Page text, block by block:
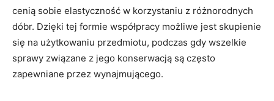
cenią sobie elastyczność w korzystaniu ⁤z różnorodnych
dóbr. Dzięki tej formie ⁤współpracy możliwe jest skupienie​
się na użytkowaniu przedmiotu, podczas ​gdy wszelkie
sprawy ⁣związane z jego konserwacją są‍ często
zapewniane ‍przez wynajmującego.